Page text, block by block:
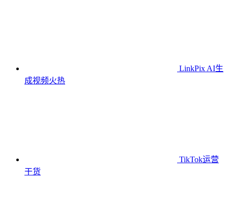
LinkPix AI生
成视频火热
TikTok运营
干货